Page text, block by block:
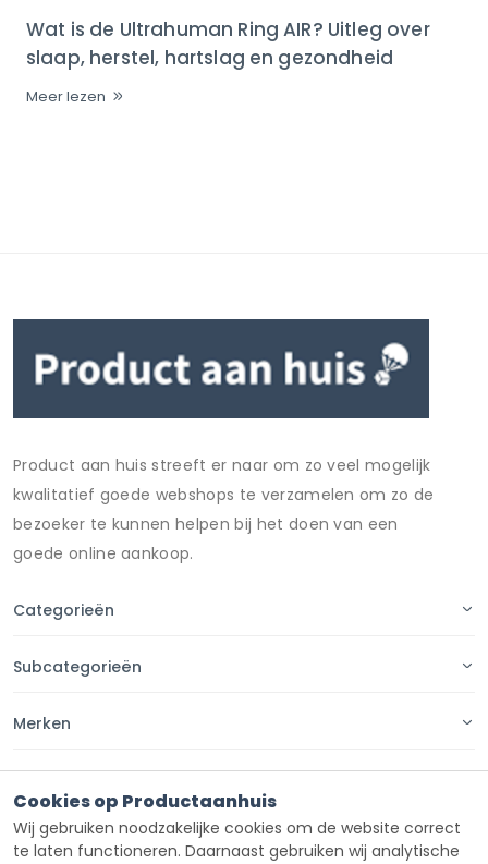
Wat is de Ultrahuman Ring AIR? Uitleg over
slaap, herstel, hartslag en gezondheid
Meer lezen
Product aan huis streeft er naar om zo veel mogelijk
kwalitatief goede webshops te verzamelen om zo de
bezoeker te kunnen helpen bij het doen van een
goede online aankoop.
Categorieën
Subcategorieën
Merken
Contact
Cookies op Productaanhuis
Wij gebruiken noodzakelijke cookies om de website correct
te laten functioneren. Daarnaast gebruiken wij analytische